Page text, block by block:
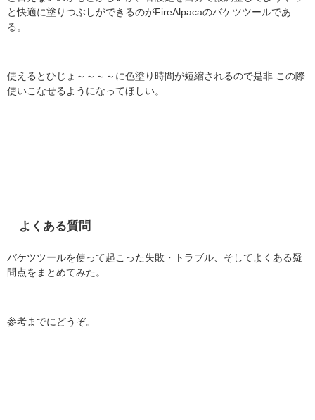
と快適に塗りつぶしができるのがFireAlpacaのバケツツールであ
る。
使えるとひじょ～～～～に色塗り時間が短縮されるので是非 この際
使いこなせるようになってほしい。
よくある質問
バケツツールを使って起こった失敗・トラブル、そしてよくある疑
問点をまとめてみた。
参考までにどうぞ。